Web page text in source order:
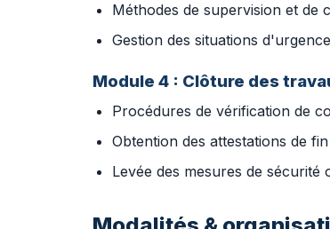
Méthodes de supervision et de
Gestion des situations
Module 4 : Clôture des
Procédures de vérification de
Obtention des attestations de
Levée des mesures de sécurité